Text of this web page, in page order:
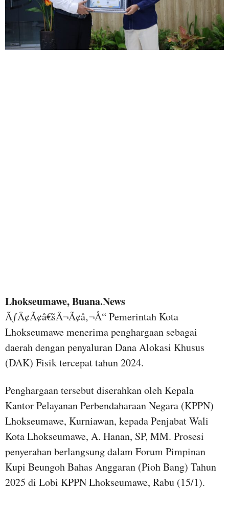
Lhokseumawe, Buana.News
ÃƒÂ¢Ã¢â€šÂ¬Ã¢â‚¬Å“ Pemerintah Kota
Lhokseumawe menerima penghargaan sebagai
daerah dengan penyaluran Dana Alokasi Khusus
(DAK) Fisik tercepat tahun 2024.
Penghargaan tersebut diserahkan oleh Kepala
Kantor Pelayanan Perbendaharaan Negara (KPPN)
Lhokseumawe, Kurniawan, kepada Penjabat Wali
Kota Lhokseumawe, A. Hanan, SP, MM. Prosesi
penyerahan berlangsung dalam Forum Pimpinan
Kupi Beungoh Bahas Anggaran (Pioh Bang) Tahun
2025 di Lobi KPPN Lhokseumawe, Rabu (15/1).